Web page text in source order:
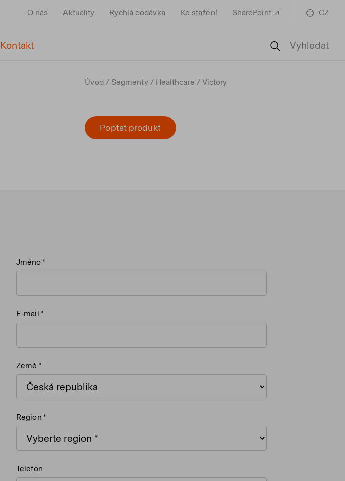
O nás Aktuality Rychlá dodávka Ke stažení SharePoint CZ
Kontakt Vyhledat
Úvod Segmenty Healthcare Victory
Poptat produkt
Jméno
E-mail
Země
Region
Telefon